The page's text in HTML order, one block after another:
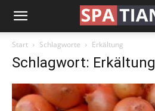
Start Schlagworte Erkältung
Schlagwort: Erkältung